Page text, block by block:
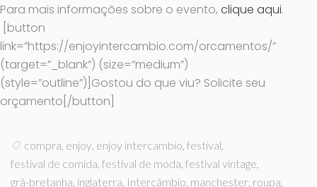
Para mais informações sobre o evento, clique aqui.
[button
link=”https://enjoyintercambio.com/orcamentos/”
(target=”_blank”) (size=”medium”)
(style=”outline”)]Gostou do que viu? Solicite seu
orçamento[/button]
compra enjoy enjoy intercambio festival
festival de comida festival de moda festival vintage
grã-bretanha inglaterra Intercâmbio manchester roupa